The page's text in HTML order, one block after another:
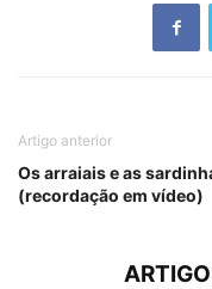
Artigo anterior
Os arraiais e as
(recordação em vídeo)